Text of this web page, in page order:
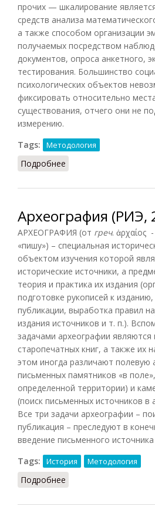
прочих — шкалирование
средств анализа
а также способом организации
получаемых посредством
документов, опроса анкетного,
тестирования. Большинство
психологических объектов
фиксировать относительно
существования, отчего они не
измерению.
Tags:
Методология
Подробнее
Археография (РИЭ,
АРХЕОГРАФИЯ (от греч. ἀρχαίος
«пишу») – специальная
объектом изучения которой
исторические источники, а
теория и практика их издания
подготовке рукописей к
публикации, выработка правил
издания источников и т. п.).
задачами археографии являются
старопечатных книг, а также их
этом иногда различают полевую
письменных памятников «в
определенной территории) и
(поиск письменных источников в
Все три задачи археографии –
публикация – преследуют в
введение письменного
Tags:
История Методология
Подробнее